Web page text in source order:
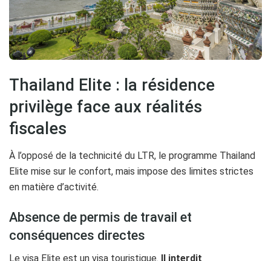
Thailand Elite : la résidence
privilège face aux réalités
fiscales
À l’opposé de la technicité du LTR, le programme Thailand
Elite mise sur le confort, mais impose des limites strictes
en matière d’activité.
Absence de permis de travail et
conséquences directes
Le visa Elite est un visa touristique.
Il interdit